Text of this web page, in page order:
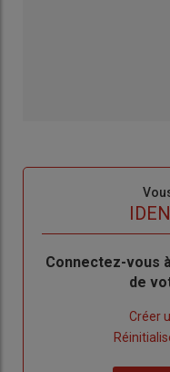
Body
Connectez-vous
de
Créer